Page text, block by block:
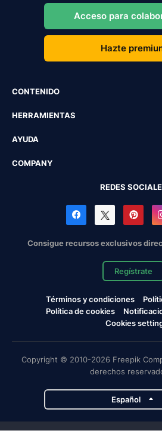
Acceso para
Hazte
CONTENIDO
HERRAMIENTAS
AYUDA
COMPANY
REDES
Consigue recursos exclusivos
Regístrate
Términos y condiciones
Política de cookies
Cookies
Copyright © 2010-2026 Freepik
derechos
Español